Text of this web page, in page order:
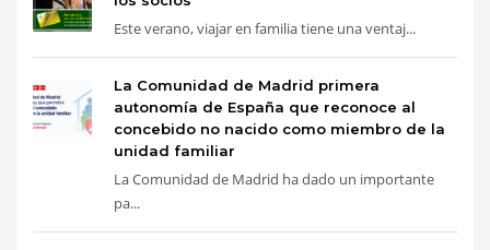
Este verano, viajar en familia tiene una ventaj...
La Comunidad de Madrid primera
autonomía de España que reconoce al
concebido no nacido como miembro de la
unidad familiar
La Comunidad de Madrid ha dado un importante
pa...